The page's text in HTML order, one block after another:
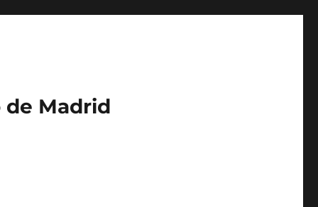
de Madrid